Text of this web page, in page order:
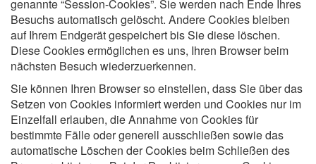
genannte “Session-Cookies”. Sie werden nach Ende Ihres
Besuchs automatisch gelöscht. Andere Cookies bleiben
auf Ihrem Endgerät gespeichert bis Sie diese löschen.
Diese Cookies ermöglichen es uns, Ihren Browser beim
nächsten Besuch wiederzuerkennen.
Sie können Ihren Browser so einstellen, dass Sie über das
Setzen von Cookies informiert werden und Cookies nur im
Einzelfall erlauben, die Annahme von Cookies für
bestimmte Fälle oder generell ausschließen sowie das
automatische Löschen der Cookies beim Schließen des